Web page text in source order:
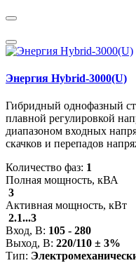
Энергия Hybrid-3000(U)
Гибридный однофазный
плавной регулировкой
диапазоном входных
скачков и перепадов
Количество фаз: 1
Полная мощность, кВА
3
Активная мощность, кВт
2.1...3
Вход, В: 105 - 280
Выход, В: 220/110 ± 3%
Тип: